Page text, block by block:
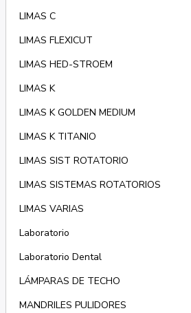
LIMAS C
LIMAS FLEXICUT
LIMAS HED-STROEM
LIMAS K
LIMAS K GOLDEN MEDIUM
LIMAS K TITANIO
LIMAS SIST ROTATORIO
LIMAS SISTEMAS ROTATORIOS
LIMAS VARIAS
Laboratorio
Laboratorio Dental
LÁMPARAS DE TECHO
MANDRILES PULIDORES